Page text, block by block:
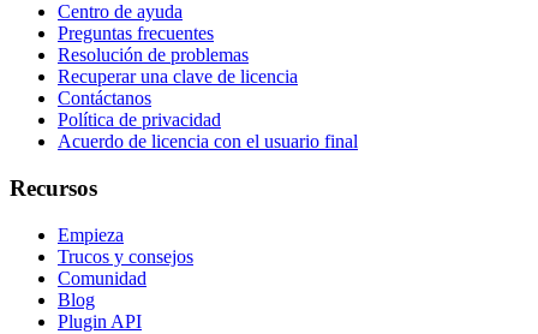
Centro de ayuda
Preguntas frecuentes
Resolución de problemas
Recuperar una clave de licencia
Contáctanos
Política de privacidad
Acuerdo de licencia con el usuario final
Recursos
Empieza
Trucos y consejos
Comunidad
Blog
Plugin API